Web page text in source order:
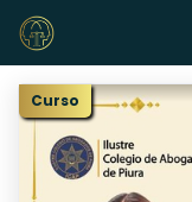
Curso